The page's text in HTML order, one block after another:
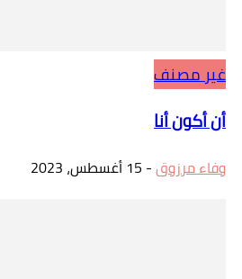
غير مصنف
أن أكون أنا
وفاء مرزوق- 15 أغسطس، 2023